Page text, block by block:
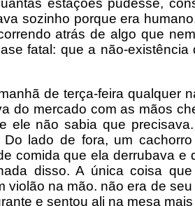
sozinho porque era
atrás de algo que
fatal: que a não-
de terça-feira qualquer
do mercado com as mãos
ele não sabia que
lado de fora, um
comida que ela derrubava
disso. A única coisa
violão na mão. não era de
e sentou ali na mesa